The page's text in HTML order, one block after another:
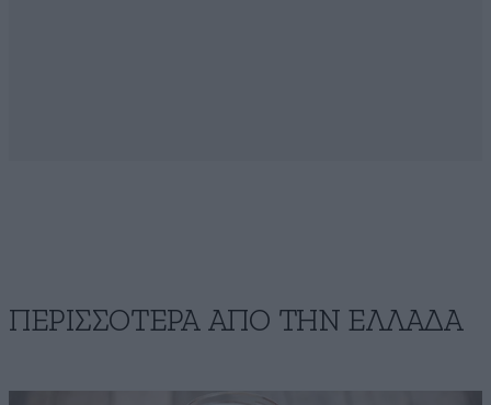
ΠΕΡΙΣΣΟΤΕΡΑ ΑΠΟ ΤΗΝ ΕΛΛΑΔΑ